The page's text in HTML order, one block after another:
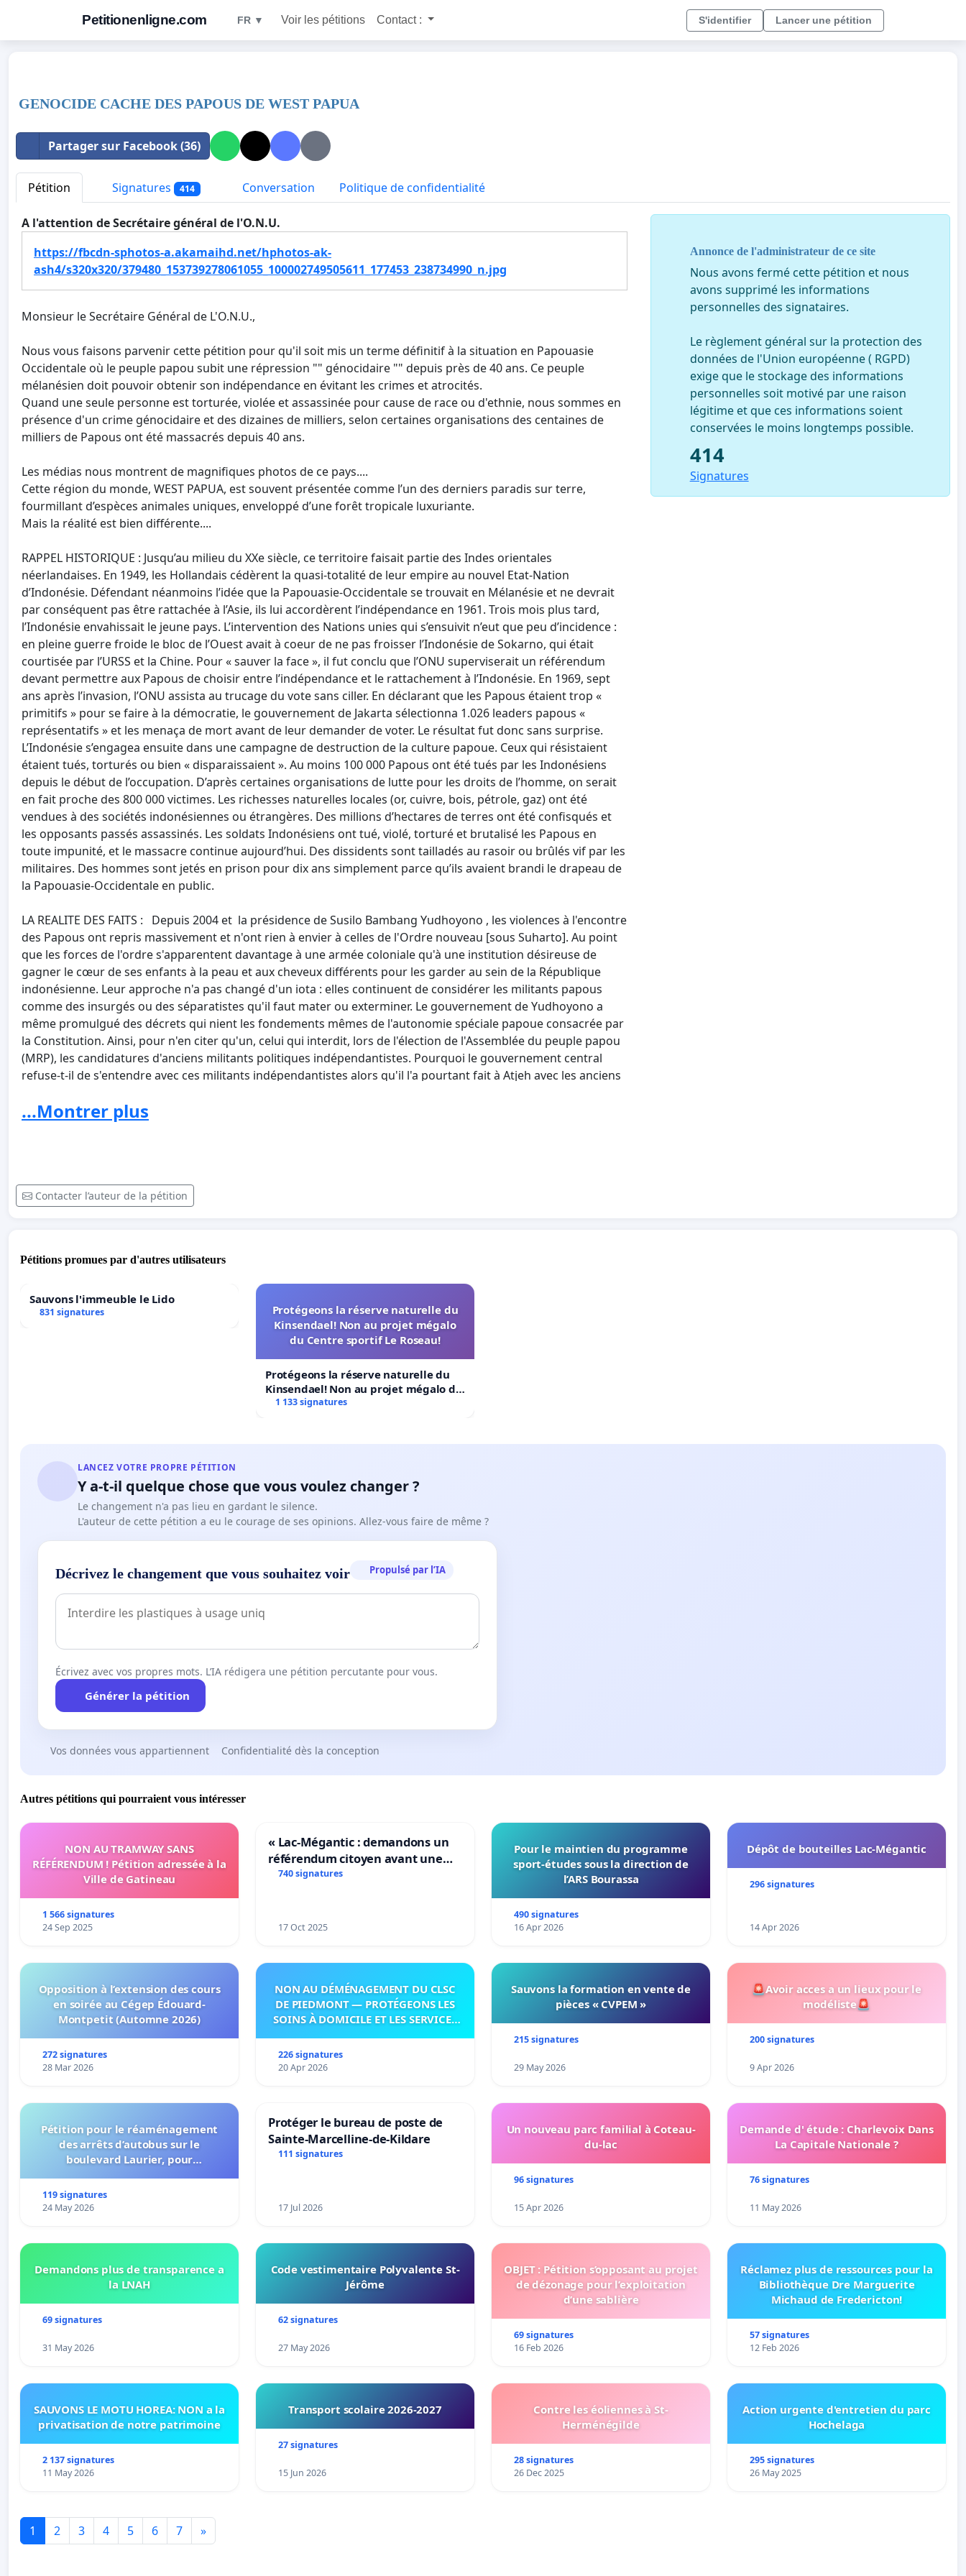
Petitionenligne.com FR ▼ Voir les pétitions Contact : S'identifier Lancer une pétition
GENOCIDE CACHE DES PAPOUS DE WEST PAPUA
Partager sur Facebook (36)
Pétition Signatures 414 Conversation Politique de confidentialité
A l'attention de Secrétaire général de l'O.N.U.
https://fbcdn-sphotos-a.akamaihd.net/hphotos-ak-
ash4/s320x320/379480_153739278061055_100002749505611_177453_238734990_n.jpg
Monsieur le Secrétaire Général de L'O.N.U.,
Nous vous faisons parvenir cette pétition pour qu'il soit mis un terme définitif à la situation en Papouasie
Occidentale où le peuple papou subit une répression "" génocidaire "" depuis près de 40 ans. Ce peuple
mélanésien doit pouvoir obtenir son indépendance en évitant les crimes et atrocités.
Quand une seule personne est torturée, violée et assassinée pour cause de race ou d'ethnie, nous sommes en
présence d'un crime génocidaire et des dizaines de milliers, selon certaines organisations des centaines de
milliers de Papous ont été massacrés depuis 40 ans.
Les médias nous montrent de magnifiques photos de ce pays....
Cette région du monde, WEST PAPUA, est souvent présentée comme l’un des derniers paradis sur terre,
fourmillant d’espèces animales uniques, enveloppé d’une forêt tropicale luxuriante.
Mais la réalité est bien différente....
RAPPEL HISTORIQUE : Jusqu’au milieu du XXe siècle, ce territoire faisait partie des Indes orientales
néerlandaises. En 1949, les Hollandais cédèrent la quasi-totalité de leur empire au nouvel Etat-Nation
d’Indonésie. Défendant néanmoins l’idée que la Papouasie-Occidentale se trouvait en Mélanésie et ne devrait
par conséquent pas être rattachée à l’Asie, ils lui accordèrent l’indépendance en 1961. Trois mois plus tard,
l’Indonésie envahissait le jeune pays. L’intervention des Nations unies qui s’ensuivit n’eut que peu d’incidence :
en pleine guerre froide le bloc de l’Ouest avait à coeur de ne pas froisser l’Indonésie de Sokarno, qui était
courtisée par l’URSS et la Chine. Pour « sauver la face », il fut conclu que l’ONU superviserait un référendum
devant permettre aux Papous de choisir entre l’indépendance et le rattachement à l’Indonésie. En 1969, sept
ans après l’invasion, l’ONU assista au trucage du vote sans ciller. En déclarant que les Papous étaient trop «
primitifs » pour se faire à la démocratie, le gouvernement de Jakarta sélectionna 1.026 leaders papous «
représentatifs » et les menaça de mort avant de leur demander de voter. Le résultat fut donc sans surprise.
L’Indonésie s’engagea ensuite dans une campagne de destruction de la culture papoue. Ceux qui résistaient
étaient tués, torturés ou bien « disparaissaient ». Au moins 100 000 Papous ont été tués par les Indonésiens
depuis le début de l’occupation. D’après certaines organisations de lutte pour les droits de l’homme, on serait
en fait proche des 800 000 victimes. Les richesses naturelles locales (or, cuivre, bois, pétrole, gaz) ont été
vendues à des sociétés indonésiennes ou étrangères. Des millions d’hectares de terres ont été confisqués et
les opposants passés assassinés. Les soldats Indonésiens ont tué, violé, torturé et brutalisé les Papous en
toute impunité, et le massacre continue aujourd’hui. Des dissidents sont tailladés au rasoir ou brûlés vif par les
militaires. Des hommes sont jetés en prison pour dix ans simplement parce qu’ils avaient brandi le drapeau de
la Papouasie-Occidentale en public.
LA REALITE DES FAITS : Depuis 2004 et la présidence de Susilo Bambang Yudhoyono , les violences à l'encontre
des Papous ont repris massivement et n'ont rien à envier à celles de l'Ordre nouveau [sous Suharto]. Au point
que les forces de l'ordre s'apparentent davantage à une armée coloniale qu'à une institution désireuse de
gagner le cœur de ses enfants à la peau et aux cheveux différents pour les garder au sein de la République
indonésienne. Leur approche n'a pas changé d'un iota : elles continuent de considérer les militants papous
comme des insurgés ou des séparatistes qu'il faut mater ou exterminer. Le gouvernement de Yudhoyono a
même promulgué des décrets qui nient les fondements mêmes de l'autonomie spéciale papoue consacrée par
la Constitution. Ainsi, pour n'en citer qu'un, celui qui interdit, lors de l'élection de l'Assemblée du peuple papou
(MRP), les candidatures d'anciens militants politiques indépendantistes. Pourquoi le gouvernement central
refuse-t-il de s'entendre avec ces militants indépendantistes alors qu'il l'a pourtant fait à Atjeh avec les anciens
nord de l'île de Sumatra] ?
Nous sommes en droit de nous demander : à qui profite le développement de la Papouasie ? Pourquoi le
une juste part des revenus de cette exploitation minière ? Il est pour le moins intriguant que FREEPORT soit
ses citoyens.
Cette pétition est tirée à partir des liens suivants :
http://www.jakouiller.com/2006/07/29/un-genocide-ignore-en-papouasie-occidentale
http://www.courrierinternational.com/article/2011/11/15/vive-la-papouasie-libre
Je vous saurais gré, Monsieur le Scrétaire Général de l'O.N.U., de faire tout ce qu'il convient pour que des
élections libres et sans contraintes soient organisées en West Papua afin que ce peuple mélanésien puisse
accéder à son indépendance sans effusions de sang et dans la dignité.
...Montrer plus
Contacter l’auteur de la pétition
Annonce de l'administrateur de ce site
Nous avons fermé cette pétition et nous
avons supprimé les informations
personnelles des signataires.
Le règlement général sur la protection des
données de l'Union européenne ( RGPD)
exige que le stockage des informations
personnelles soit motivé par une raison
légitime et que ces informations soient
conservées le moins longtemps possible.
414
Signatures
Pétitions promues par d'autres utilisateurs
Sauvons l'immeuble le Lido
831 signatures
Protégeons la réserve naturelle du
Kinsendael! Non au projet mégalo
du Centre sportif Le Roseau!
Protégeons la réserve naturelle du
Kinsendael! Non au projet mégalo du
Centre sportif Le Roseau!
1 133 signatures
LANCEZ VOTRE PROPRE PÉTITION
Y a-t-il quelque chose que vous voulez changer ?
Le changement n'a pas lieu en gardant le silence.
L'auteur de cette pétition a eu le courage de ses opinions. Allez-vous faire de même ?
Décrivez le changement que vous souhaitez voir Propulsé par l’IA
Écrivez avec vos propres mots. L’IA rédigera une pétition percutante pour vous.
Générer la pétition
Vos données vous appartiennent Confidentialité dès la conception
Autres pétitions qui pourraient vous intéresser
NON AU TRAMWAY SANS
RÉFÉRENDUM ! Pétition adressée à la
Ville de Gatineau
1 566 signatures
24 Sep 2025
« Lac-Mégantic : demandons un
référendum citoyen avant une
transformation irréversible de
740 signatures
17 Oct 2025
Pour le maintien du programme
sport-études sous la direction de
l’ARS Bourassa
490 signatures
16 Apr 2026
Dépôt de bouteilles Lac-Mégantic
296 signatures
14 Apr 2026
Opposition à l’extension des cours
en soirée au Cégep Édouard-
Montpetit (Automne 2026)
272 signatures
28 Mar 2026
NON AU DÉMÉNAGEMENT DU CLSC
DE PIEDMONT — PROTÉGEONS LES
SOINS À DOMICILE ET LES SERVICES
226 signatures
20 Apr 2026
Sauvons la formation en vente de
pièces « CVPEM »
215 signatures
29 May 2026
🚨Avoir acces a un lieux pour le
modéliste🚨
200 signatures
9 Apr 2026
Pétition pour le réaménagement
des arrêts d’autobus sur le
boulevard Laurier, pour
connexion 805-802 à établir
119 signatures
24 May 2026
Protéger le bureau de poste de
Sainte-Marcelline-de-Kildare
111 signatures
17 Jul 2026
Un nouveau parc familial à Coteau-
du-lac
96 signatures
15 Apr 2026
Demande d' étude : Charlevoix Dans
La Capitale Nationale ?
76 signatures
11 May 2026
Demandons plus de transparence a
la LNAH
69 signatures
31 May 2026
Code vestimentaire Polyvalente St-
Jérôme
62 signatures
27 May 2026
OBJET : Pétition s’opposant au projet
de dézonage pour l’exploitation
d’une sablière
69 signatures
16 Feb 2026
Réclamez plus de ressources pour la
Bibliothèque Dre Marguerite
Michaud de Fredericton!
57 signatures
12 Feb 2026
SAUVONS LE MOTU HOREA: NON a la
privatisation de notre patrimoine
2 137 signatures
11 May 2026
Transport scolaire 2026-2027
27 signatures
15 Jun 2026
Contre les éoliennes à St-
Herménégilde
28 signatures
26 Dec 2025
Action urgente d'entretien du parc
Hochelaga
295 signatures
26 May 2025
1 2 3 4 5 6 7 »